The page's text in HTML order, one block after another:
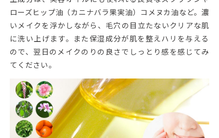
ローズヒップ油（カニナバラ果実油）コメヌカ油など。濃
いメイクを浮かしながら、毛穴の目立たないクリアな肌
に洗い上げます。また保湿成分が肌を整えハリを与える
ので、翌日のメイクのりの良さでしっとり感を感じてみ
てください。